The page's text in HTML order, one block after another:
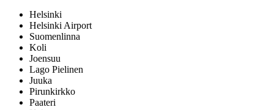
Helsinki
Helsinki Airport
Suomenlinna
Koli
Joensuu
Lago Pielinen
Juuka
Pirunkirkko
Paateri